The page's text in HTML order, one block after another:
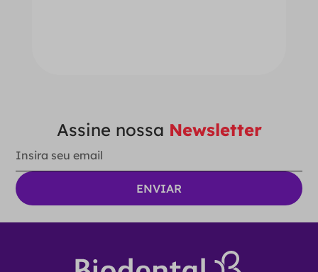
Assine nossa Newsletter